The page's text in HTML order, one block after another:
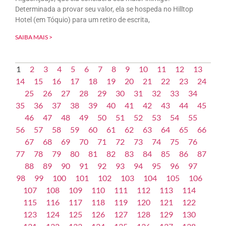
Determinada a provar seu valor, ela se hospeda no Hilltop
Hotel (em Tóquio) para um retiro de escrita,
SAIBA MAIS >
1 2 3 4 5 6 7 8 9 10 11 12
13
14
15 16 17 18 19 20 21 22 23
24
25
26 27 28 29 30 31 32 33
34
35
36 37 38 39 40 41 42 43 44
45
46
47 48 49 50 51 52 53 54
55
56
57 58 59 60 61 62 63 64 65
66
67
68 69 70 71 72 73 74 75
76
77
78 79 80 81 82 83 84 85 86
87
88
89 90 91 92 93 94 95 96
97
98
99 100 101 102 103 104 105
106
107
108 109 110 111 112 113
114
115
116 117 118 119 120 121
122
123
124 125 126 127 128 129
130